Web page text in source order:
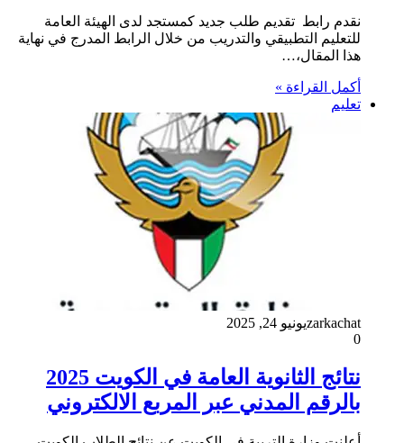
نقدم رابط تقديم طلب جديد كمستجد لدى الهيئة العامة
للتعليم التطبيقي والتدريب من خلال الرابط المدرج في نهاية
هذا المقال،…
أكمل القراءة »
تعليم
zarkachatيونيو 24, 2025
0
نتائج الثانوية العامة في الكويت 2025
بالرقم المدني عبر المربع الالكتروني